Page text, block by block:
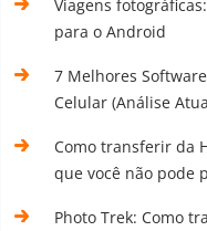
Viagens
para o Android
7 Melhores
Celular (Análise
Como transferir da
que você não pode
Photo Trek: Como